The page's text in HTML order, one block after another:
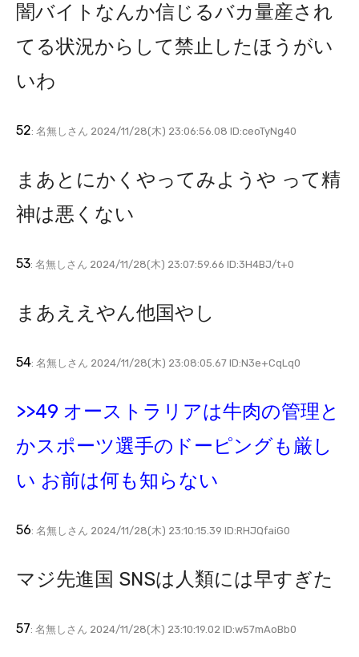
闇バイトなんか信じるバカ量産され
てる状況からして禁止したほうがい
いわ
52: 名無しさん 2024/11/28(木) 23:06:56.08 ID:ceoTyNg40
まあとにかくやってみようや って精
神は悪くない
53: 名無しさん 2024/11/28(木) 23:07:59.66 ID:3H4BJ/t+0
まあええやん他国やし
54: 名無しさん 2024/11/28(木) 23:08:05.67 ID:N3e+CqLq0
>>49 オーストラリアは牛肉の管理と
かスポーツ選手のドーピングも厳し
い お前は何も知らない
56: 名無しさん 2024/11/28(木) 23:10:15.39 ID:RHJQfaiG0
マジ先進国 SNSは人類には早すぎた
57: 名無しさん 2024/11/28(木) 23:10:19.02 ID:w57mAoBb0